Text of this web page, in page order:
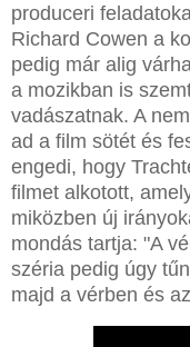
produceri
Richard Cowen a
pedig már alig
a mozikban is
vadászatnak. A
ad a film sötét és
engedi, hogy
filmet alkotott,
miközben új
mondás tartja: "A
széria pedig úgy
majd a vérben és